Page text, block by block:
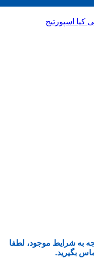
کیا اسپورتیج
به شرایط موجود، لطفا
بگیرید.